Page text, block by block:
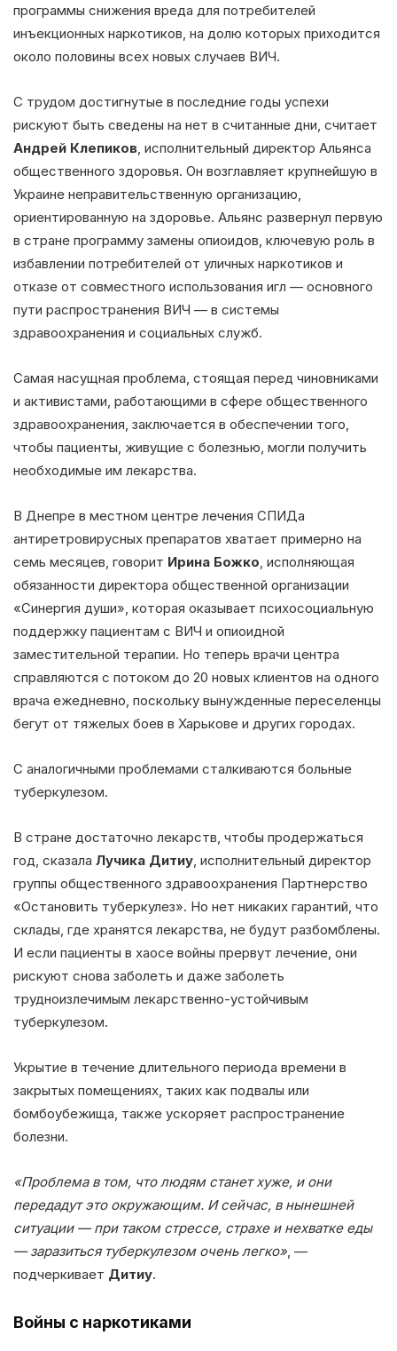
программы снижения вреда для потребителей
инъекционных наркотиков, на долю которых приходится
около половины всех новых случаев ВИЧ.
С трудом достигнутые в последние годы успехи
рискуют быть сведены на нет в считанные дни, считает
Андрей Клепиков , исполнительный директор Альянса
общественного здоровья. Он возглавляет крупнейшую в
Украине неправительственную организацию,
ориентированную на здоровье. Альянс развернул первую
в стране программу замены опиоидов, ключевую роль в
избавлении потребителей от уличных наркотиков и
отказе от совместного использования игл — основного
пути распространения ВИЧ — в системы
здравоохранения и социальных служб.
Самая насущная проблема, стоящая перед чиновниками
и активистами, работающими в сфере общественного
здравоохранения, заключается в обеспечении того,
чтобы пациенты, живущие с болезнью, могли получить
необходимые им лекарства.
В Днепре в местном центре лечения СПИДа
антиретровирусных препаратов хватает примерно на
семь месяцев, говорит Ирина Божко , исполняющая
обязанности директора общественной организации
«Синергия души», которая оказывает психосоциальную
поддержку пациентам с ВИЧ и опиоидной
заместительной терапии. Но теперь врачи центра
справляются с потоком до 20 новых клиентов на одного
врача ежедневно, поскольку вынужденные переселенцы
бегут от тяжелых боев в Харькове и других городах.
С аналогичными проблемами сталкиваются больные
туберкулезом.
В стране достаточно лекарств, чтобы продержаться
год, сказала Лучика Дитиу , исполнительный директор
группы общественного здравоохранения Партнерство
«Остановить туберкулез». Но нет никаких гарантий, что
склады, где хранятся лекарства, не будут разбомблены.
И если пациенты в хаосе войны прервут лечение, они
рискуют снова заболеть и даже заболеть
трудноизлечимым лекарственно-устойчивым
туберкулезом.
Укрытие в течение длительного периода времени в
закрытых помещениях, таких как подвалы или
бомбоубежища, также ускоряет распространение
болезни.
«Проблема в том, что людям станет хуже, и они
передадут это окружающим. И сейчас, в нынешней
ситуации — при таком стрессе, страхе и нехватке еды
— заразиться туберкулезом очень легко» , —
подчеркивает Дитиу.
Войны с наркотиками